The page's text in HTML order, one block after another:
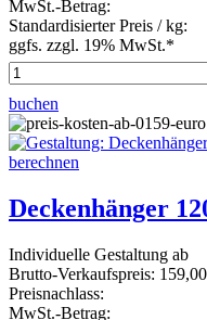
MwSt.-Betrag:
Standardisierter Preis / kg:
ggfs. zzgl. 19% MwSt.*
buchen
Deckenhänger
Individuelle Gestaltung ab
Brutto-Verkaufspreis:
Preisnachlass:
MwSt.-Betrag: